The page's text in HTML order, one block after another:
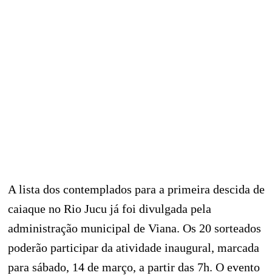
A lista dos contemplados para a primeira descida de
caiaque no Rio Jucu já foi divulgada pela
administração municipal de Viana. Os 20 sorteados
poderão participar da atividade inaugural, marcada
para sábado, 14 de março, a partir das 7h. O evento